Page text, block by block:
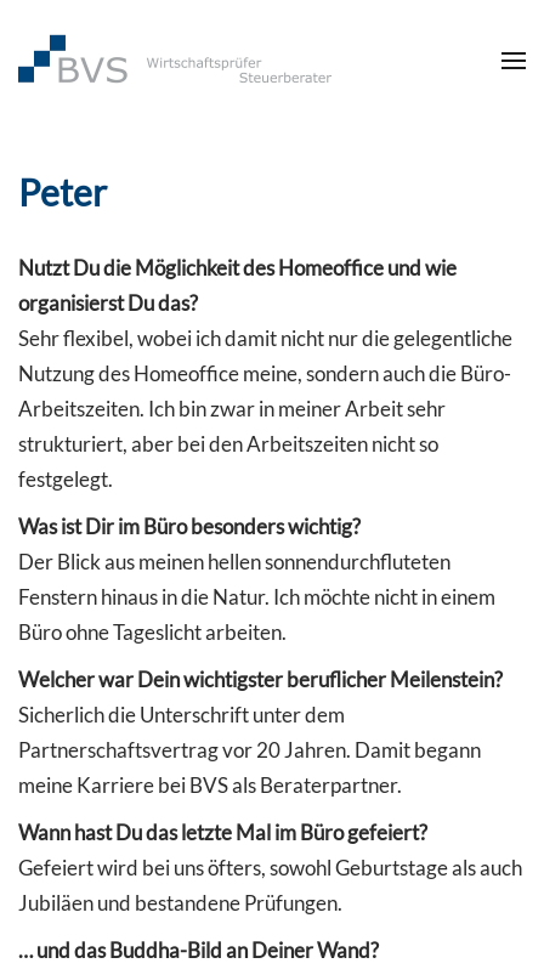
Zum Hauptinhalt springen
Peter
Nutzt Du die Möglichkeit des Homeoffice und wie
organisierst Du das?
Sehr flexibel, wobei ich damit nicht nur die gelegentliche
Nutzung des Homeoffice meine, sondern auch die Büro-
Arbeitszeiten. Ich bin zwar in meiner Arbeit sehr
strukturiert, aber bei den Arbeitszeiten nicht so
festgelegt.
Was ist Dir im Büro besonders wichtig?
Der Blick aus meinen hellen sonnendurchfluteten
Fenstern hinaus in die Natur. Ich möchte nicht in einem
Büro ohne Tageslicht arbeiten.
Welcher war Dein wichtigster beruflicher Meilenstein?
Sicherlich die Unterschrift unter dem
Partnerschaftsvertrag vor 20 Jahren. Damit begann
meine Karriere bei BVS als Beraterpartner.
Wann hast Du das letzte Mal im Büro gefeiert?
Gefeiert wird bei uns öfters, sowohl Geburtstage als auch
Jubiläen und bestandene Prüfungen.
… und das Buddha-Bild an Deiner Wand?